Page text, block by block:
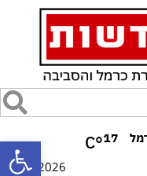
פתח 17
°C
08/08/2026